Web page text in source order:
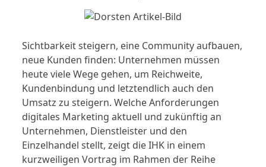
Sichtbarkeit steigern, eine Community aufbauen,
neue Kunden finden: Unternehmen müssen
heute viele Wege gehen, um Reichweite,
Kundenbindung und letztendlich auch den
Umsatz zu steigern. Welche Anforderungen
digitales Marketing aktuell und zukünftig an
Unternehmen, Dienstleister und den
Einzelhandel stellt, zeigt die IHK in einem
kurzweiligen Vortrag im Rahmen der Reihe